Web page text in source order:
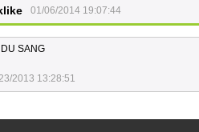
01/06/2014 19:07:44
SANG
2013 13:28:51